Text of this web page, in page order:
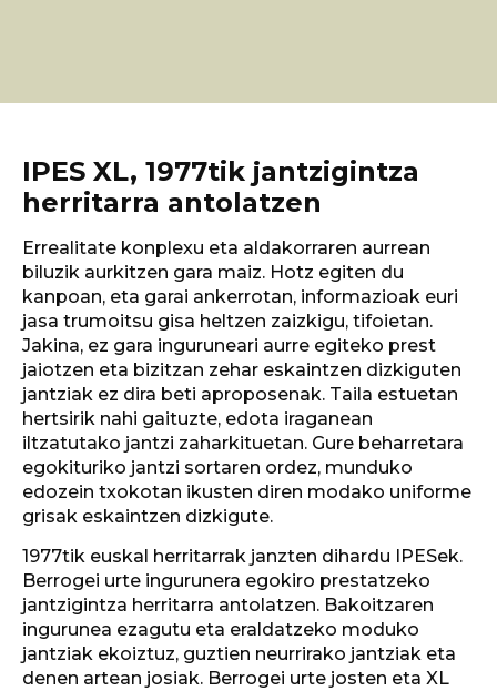
IPES XL, 1977tik jantzigintza
herritarra antolatzen
Errealitate konplexu eta aldakorraren aurrean
biluzik aurkitzen gara maiz. Hotz egiten du
kanpoan, eta garai ankerrotan, informazioak euri
jasa trumoitsu gisa heltzen zaizkigu, tifoietan.
Jakina, ez gara inguruneari aurre egiteko prest
jaiotzen eta bizitzan zehar eskaintzen dizkiguten
jantziak ez dira beti aproposenak. Taila estuetan
hertsirik nahi gaituzte, edota iraganean
iltzatutako jantzi zaharkituetan. Gure beharretara
egokituriko jantzi sortaren ordez, munduko
edozein txokotan ikusten diren modako uniforme
grisak eskaintzen dizkigute.
1977tik euskal herritarrak janzten dihardu IPESek.
Berrogei urte ingurunera egokiro prestatzeko
jantzigintza herritarra antolatzen. Bakoitzaren
ingurunea ezagutu eta eraldatzeko moduko
jantziak ekoiztuz, guztien neurrirako jantziak eta
denen artean josiak. Berrogei urte josten eta XL